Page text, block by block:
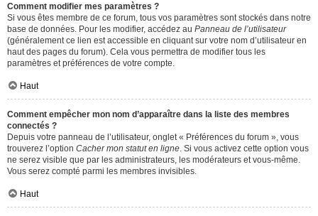
Comment modifier mes paramètres ?
Si vous êtes membre de ce forum, tous vos paramètres sont stockés dans notre
base de données. Pour les modifier, accédez au Panneau de l’utilisateur
(généralement ce lien est accessible en cliquant sur votre nom d’utilisateur en
haut des pages du forum). Cela vous permettra de modifier tous les
paramètres et préférences de votre compte.
Haut
Comment empêcher mon nom d’apparaître dans la liste des membres
connectés ?
Depuis votre panneau de l’utilisateur, onglet « Préférences du forum », vous
trouverez l’option Cacher mon statut en ligne . Si vous activez cette option vous
ne serez visible que par les administrateurs, les modérateurs et vous-même.
Vous serez compté parmi les membres invisibles.
Haut